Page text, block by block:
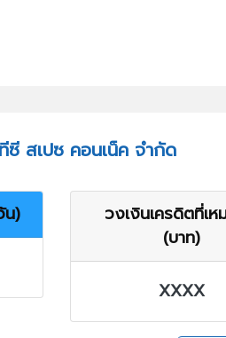
ซี สเปซ คอนเน็ค จำกัด
น)
วงเงินเครดิตที่เห
(บาท)
XXXX